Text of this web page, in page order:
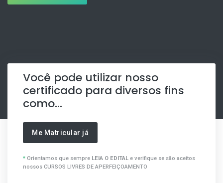
Você pode utilizar nosso
certificado para diversos fins
como...
Me Matricular já
* Orientamos que sempre LEIA O EDITAL e verifique se são aceitos
nossos CURSOS LIVRES DE APERFEIÇOAMENTO